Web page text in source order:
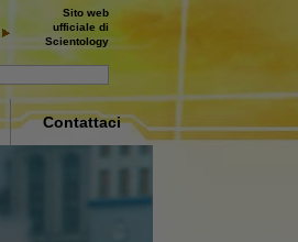
Sito web
ufficiale di
Scientology
Contattaci